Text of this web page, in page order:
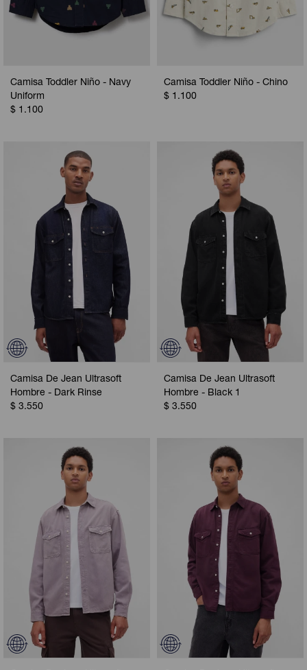
Camisa Toddler Niño - Navy
Uniform
$ 1.100
Camisa Toddler Niño - Chino
$ 1.100
Camisa De Jean Ultrasoft
Hombre - Dark Rinse
$ 3.550
Camisa De Jean Ultrasoft
Hombre - Black 1
$ 3.550